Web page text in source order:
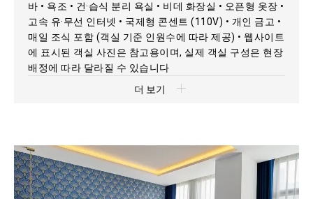
바 • 욕조 • 건·습식 분리 욕실 • 비데 화장실 • 오픈형 옷장 •
고속 유·무선 인터넷 • 국제형 콘센트 (110V) • 개인 금고 •
매일 조식 포함 (객실 기준 인원수에 따라 제공) • 웹사이트
에 표시된 객실 사진은 참고용이며, 실제 객실 구성은 현장
배정에 따라 달라질 수 있습니다
더 보기